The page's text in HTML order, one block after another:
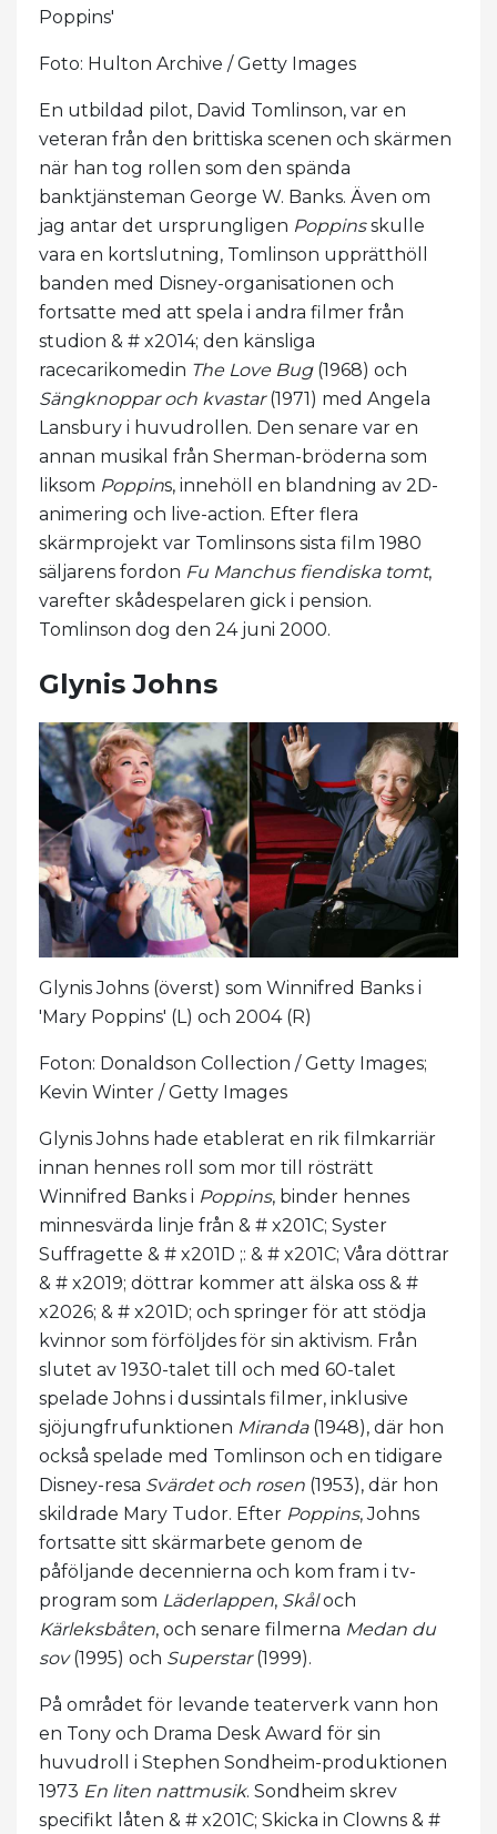
Poppins'
Foto: Hulton Archive / Getty Images
En utbildad pilot, David Tomlinson, var en
veteran från den brittiska scenen och skärmen
när han tog rollen som den spända
banktjänsteman George W. Banks. Även om
jag antar det ursprungligen Poppinsskulle
vara en kortslutning, Tomlinson upprätthöll
banden med Disney-organisationen och
fortsatte med att spela i andra filmer från
studion & # x2014; den känsliga
racecarikomedin The Love Bug(1968) och
Sängknoppar och kvastar(1971) med Angela
Lansbury i huvudrollen. Den senare var en
annan musikal från Sherman-bröderna som
liksom Poppins, innehöll en blandning av 2D-
animering och live-action. Efter flera
skärmprojekt var Tomlinsons sista film 1980
säljarens fordon Fu Manchus fiendiska tomt,
varefter skådespelaren gick i pension.
Tomlinson dog den 24 juni 2000.
Glynis Johns
Glynis Johns (överst) som Winnifred Banks i
'Mary Poppins' (L) och 2004 (R)
Foton: Donaldson Collection / Getty Images;
Kevin Winter / Getty Images
Glynis Johns hade etablerat en rik filmkarriär
innan hennes roll som mor till rösträtt
Winnifred Banks i Poppins, binder hennes
minnesvärda linje från & # x201C; Syster
Suffragette & # x201D ;: & # x201C; Våra döttrar
& # x2019; döttrar kommer att älska oss & #
x2026; & # x201D; och springer för att stödja
kvinnor som förföljdes för sin aktivism. Från
slutet av 1930-talet till och med 60-talet
spelade Johns i dussintals filmer, inklusive
sjöjungfrufunktionen Miranda(1948), där hon
också spelade med Tomlinson och en tidigare
Disney-resa Svärdet och rosen (1953), där hon
skildrade Mary Tudor. Efter Poppins, Johns
fortsatte sitt skärmarbete genom de
påföljande decennierna och kom fram i tv-
program som Läderlappen, Skåloch
Kärleksbåten, och senare filmerna Medan du
sov(1995) och Superstar(1999).
På området för levande teaterverk vann hon
en Tony och Drama Desk Award för sin
huvudroll i Stephen Sondheim-produktionen
1973 En liten nattmusik. Sondheim skrev
specifikt låten & # x201C; Skicka in Clowns & #